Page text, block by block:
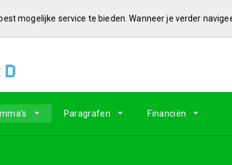
mogelijke service te bieden. Wanneer je verder
Paragrafen Financiën